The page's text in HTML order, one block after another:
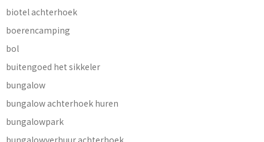
biotel achterhoek
boerencamping
bol
buitengoed het sikkeler
bungalow
bungalow achterhoek huren
bungalowpark
bungalowverhuur achterhoek